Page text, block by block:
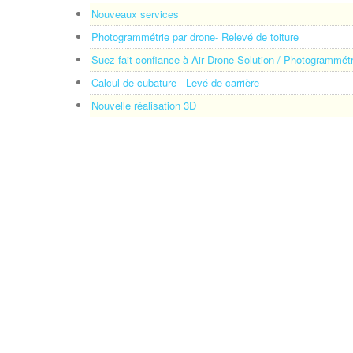
Nouveaux services
Photogrammétrie par drone- Relevé de toiture
Suez fait confiance à Air Drone Solution /
Calcul de cubature - Levé de carrière
Nouvelle réalisation 3D